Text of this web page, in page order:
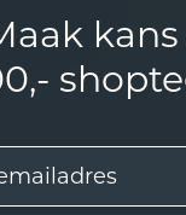
VERBINDING
is gericht